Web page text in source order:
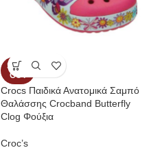
SOLD
OUT
Crocs Παιδικά Ανατομικά Σαμπό
Θαλάσσης Crocband Butterfly
Clog Φούξια
Croc’s